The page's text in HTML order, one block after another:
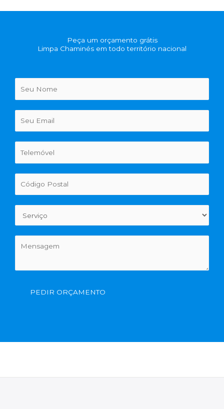
Peça um orçamento grátis
Limpa Chaminés em todo território nacional
PEDIR ORÇAMENTO